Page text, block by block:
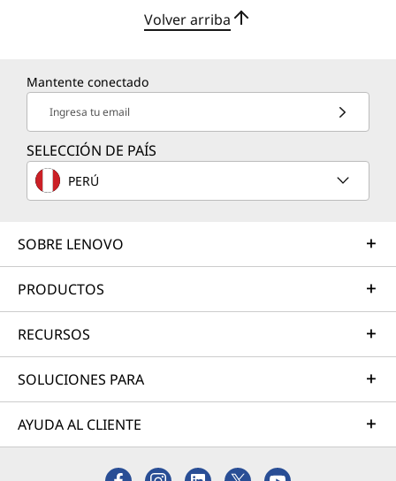
Volver arriba
Mantente conectado
Ingresa tu email
SELECCIÓN DE PAÍS
PERÚ
SOBRE LENOVO
PRODUCTOS
RECURSOS
SOLUCIONES PARA
AYUDA AL CLIENTE